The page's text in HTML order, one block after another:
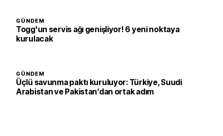
GÜNDEM
Togg'un servis ağı genişliyor! 6 yeni noktaya
kurulacak
GÜNDEM
Üçlü savunma paktı kuruluyor: Türkiye, Suudi
Arabistan ve Pakistan’dan ortak adım